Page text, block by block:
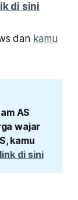
di sini
dan kamu
AS
wajar
kamu
di sini